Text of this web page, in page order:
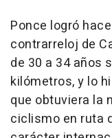
Ponce logró
contrarreloj de
de 30 a 34 años
kilómetros, y lo
que obtuviera la
ciclismo en ruta